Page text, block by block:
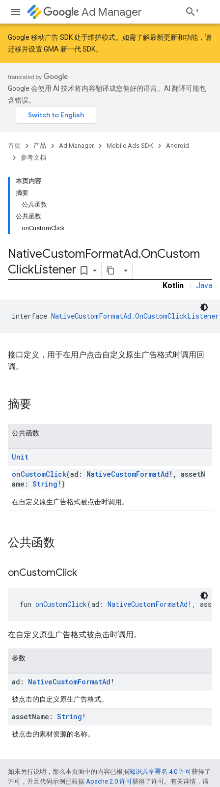
Ad Manager
Google 移动广告 SDK 处于维护模式。如需了解最新更新和功能，请
迁移并设置 GMA 新一代 SDK。
Google 会使用 AI 技术将内容翻译成您偏好的语言。AI 翻译可能包
含错误。
首页 产品 Ad Manager Mobile Ads SDK
Android
参考文档
本页内容
摘要
公共函数
公共函数
onCustomClick
NativeCustomFormatAd.OnCustom
ClickListener bookmark_border
Kotlin | Java
interface NativeCustomFormatAd.OnCustomClickListener
接口定义，用于在用户点击自定义原生广告格式时调用回
调。
摘要
公共函数
Unit
onCustomClick(ad: NativeCustomFormatAd !, assetN
ame: String !)
在自定义原生广告格式被点击时调用。
公共函数
onCustomClick
fun onCustomClick(ad: NativeCustomFormatAd !,
在自定义原生广告格式被点击时调用。
参数
ad: NativeCustomFormatAd !
被点击的自定义原生广告格式。
assetName: String !
被点击的素材资源的名称。
如未另行说明，那么本页面中的内容已根据知识共享署名 4.0 许可获得了
许可，并且代码示例已根据 Apache 2.0 许可获得了许可。有关详情，请